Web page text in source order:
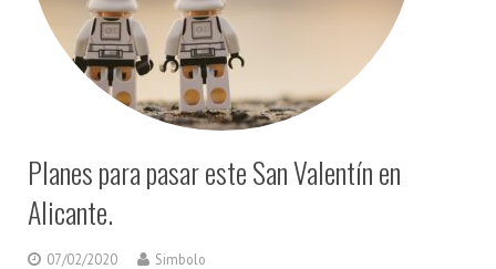
Planes para pasar este San Valentín en
Alicante.
07/02/2020
Simbolo